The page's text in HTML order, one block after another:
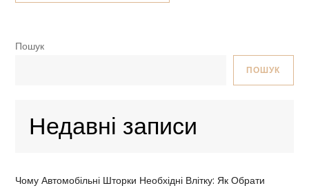
Пошук
ПОШУК
Недавні записи
Чому Автомобільні Шторки Необхідні Влітку: Як Обрати